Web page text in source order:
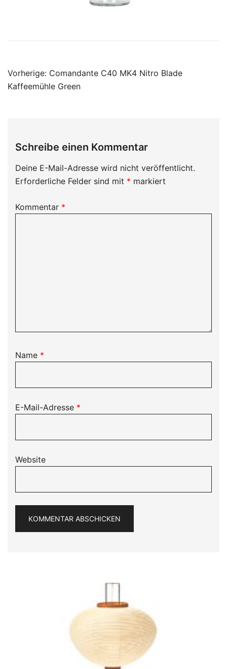
Beitragsnavigation
Vorherige: Comandante C40 MK4 Nitro Blade
Kaffeemühle Green
Schreibe einen Kommentar
Deine E-Mail-Adresse wird nicht veröffentlicht.
Erforderliche Felder sind mit * markiert
Kommentar *
Name *
E-Mail-Adresse *
Website